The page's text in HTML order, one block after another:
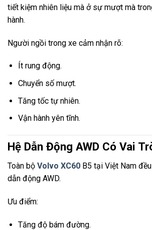
tiết kiệm nhiên liệu mà ở sự mượt mà
hành.
Người ngồi trong xe cảm nhận rõ:
Ít rung động.
Chuyển số mượt.
Tăng tốc tự nhiên.
Vận hành yên tĩnh.
Hệ Dẫn Động AWD Có Vai
Toàn bộ Volvo XC60 B5 tại Việt Nam
dẫn động AWD.
Ưu điểm:
Tăng độ bám đường.